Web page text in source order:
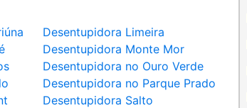
Desentupidora Limeira
Desentupidora Monte Mor
Desentupidora no Ouro Verde
Desentupidora no Parque Prado
Desentupidora Salto